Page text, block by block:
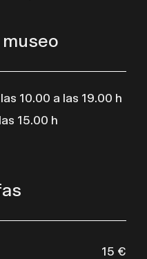
10.00 a las 19.00 h
15.00 h
15 €